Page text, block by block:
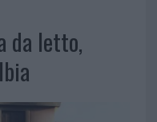
da letto,